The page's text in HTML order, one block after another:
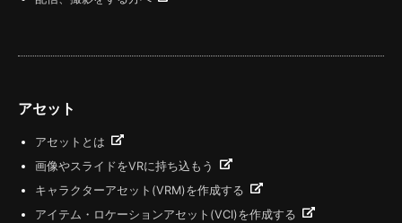
アセット
アセットとは
画像やスライドをVRに持ち込もう
キャラクターアセット(VRM)を作成する
アイテム・ロケーションアセット(VCI)を作成する